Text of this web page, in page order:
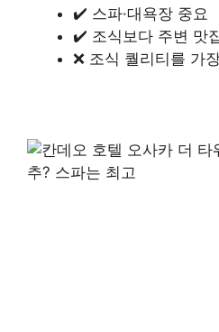
✔️ 스파·대욕장 중요
✔️ 조식보다 주변 맛
❌ 조식 퀄리티를 가